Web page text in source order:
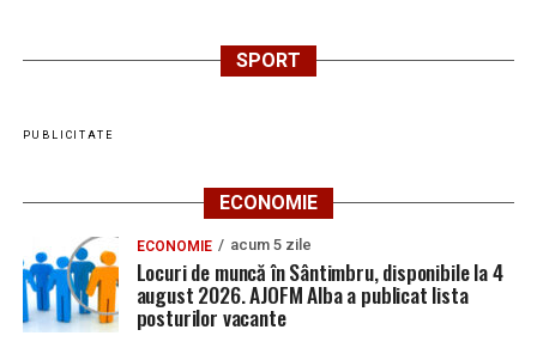
SPORT
PUBLICITATE
ECONOMIE
ECONOMIE acum 5 zile
Locuri de muncă în Sântimbru, disponibile la 4
august 2026. AJOFM Alba a publicat lista
posturilor vacante